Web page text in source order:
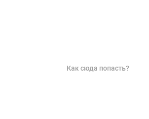
Как сюда попасть?